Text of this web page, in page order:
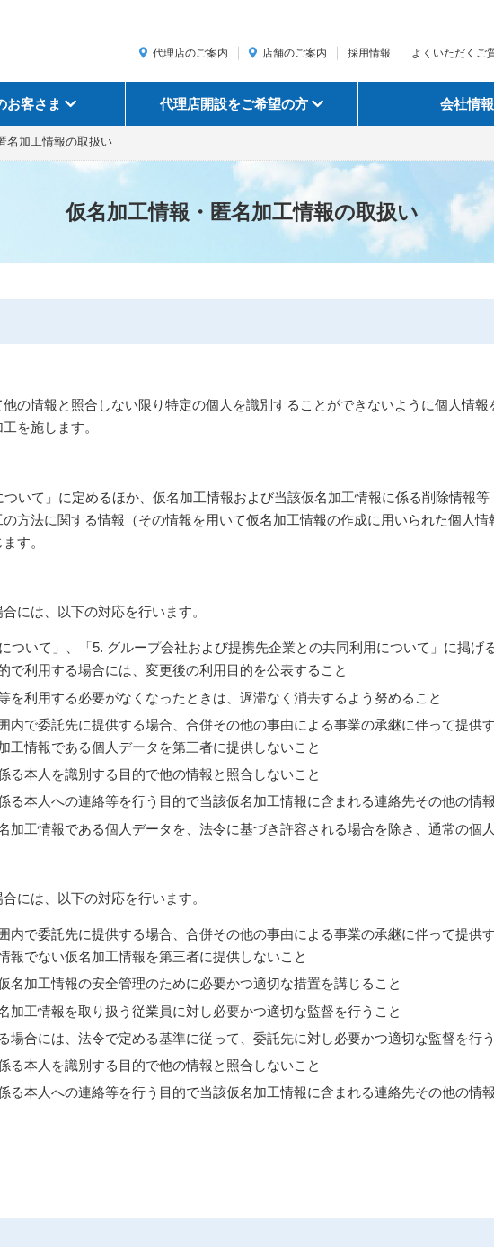
代理店のご案内 店舗のご案内 採用情報 よくいただくご
お客さま 代理店開設をご希望の方 会社情報
名加工情報の取扱い
仮名加工情報・匿名加工情報の取扱い
の情報と照合しない限り特定の個人を識別することができないように個人情
を施します。
いて」に定めるほか、仮名加工情報および当該仮名加工情報に係る削除情報
方法に関する情報（その情報を用いて仮名加工情報の作成に用いられた個人情
す。
には、以下の対応を行います。
ついて」、「5. グループ会社および提携先企業との共同利用について」に掲げ
で利用する場合には、変更後の利用目的を公表すること
を利用する必要がなくなったときは、遅滞なく消去するよう努めること
内で委託先に提供する場合、合併その他の事由による事業の承継に伴って提供
工情報である個人データを第三者に提供しないこと
本人を識別する目的で他の情報と照合しないこと
る本人への連絡等を行う目的で当該仮名加工情報に含まれる連絡先その他の情
加工情報である個人データを、法令に基づき許容される場合を除き、通常の個
には、以下の対応を行います。
内で委託先に提供する場合、合併その他の事由による事業の承継に伴って提供
報でない仮名加工情報を第三者に提供しないこと
名加工情報の安全管理のために必要かつ適切な措置を講じること
加工情報を取り扱う従業員に対し必要かつ適切な監督を行うこと
場合には、法令で定める基準に従って、委託先に対し必要かつ適切な監督を行
本人を識別する目的で他の情報と照合しないこと
る本人への連絡等を行う目的で当該仮名加工情報に含まれる連絡先その他の情